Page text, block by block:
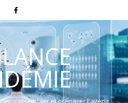
rassembler et préparer l'avenir